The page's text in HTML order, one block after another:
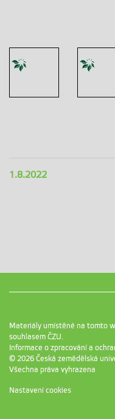
1.8.2022
Materiály umístěné na tomto
souhlasem ČZU.
Informace o zpracování a
© 2026 Česká zemědělská
Všechna práva vyhrazena
Nastavení cookies